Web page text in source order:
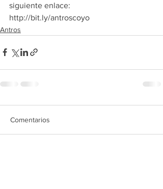
siguiente enlace:
http://bit.ly/antroscoyo
Antros
Comentarios